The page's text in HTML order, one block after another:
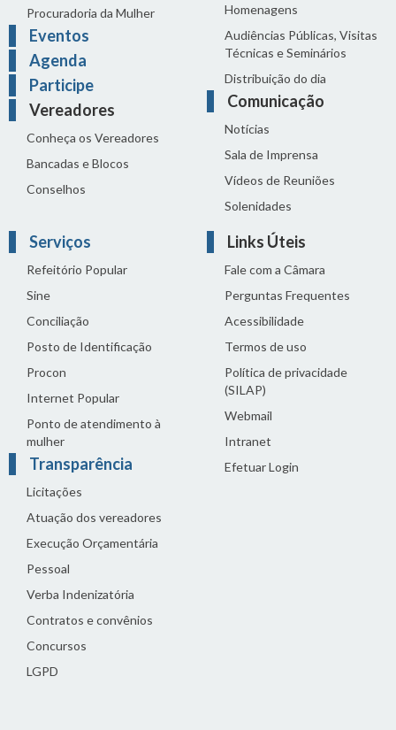
Procuradoria da Mulher
Eventos
Agenda
Participe
Vereadores
Conheça os Vereadores
Bancadas e Blocos
Conselhos
Homenagens
Audiências Públicas, Visitas
Técnicas e Seminários
Distribuição do dia
Comunicação
Notícias
Sala de Imprensa
Vídeos de Reuniões
Solenidades
Serviços
Refeitório Popular
Sine
Conciliação
Posto de Identificação
Procon
Internet Popular
Ponto de atendimento à
mulher
Transparência
Licitações
Atuação dos vereadores
Execução Orçamentária
Pessoal
Verba Indenizatória
Contratos e convênios
Concursos
LGPD
Links Úteis
Fale com a Câmara
Perguntas Frequentes
Acessibilidade
Termos de uso
Política de privacidade
(SILAP)
Webmail
Intranet
Efetuar Login